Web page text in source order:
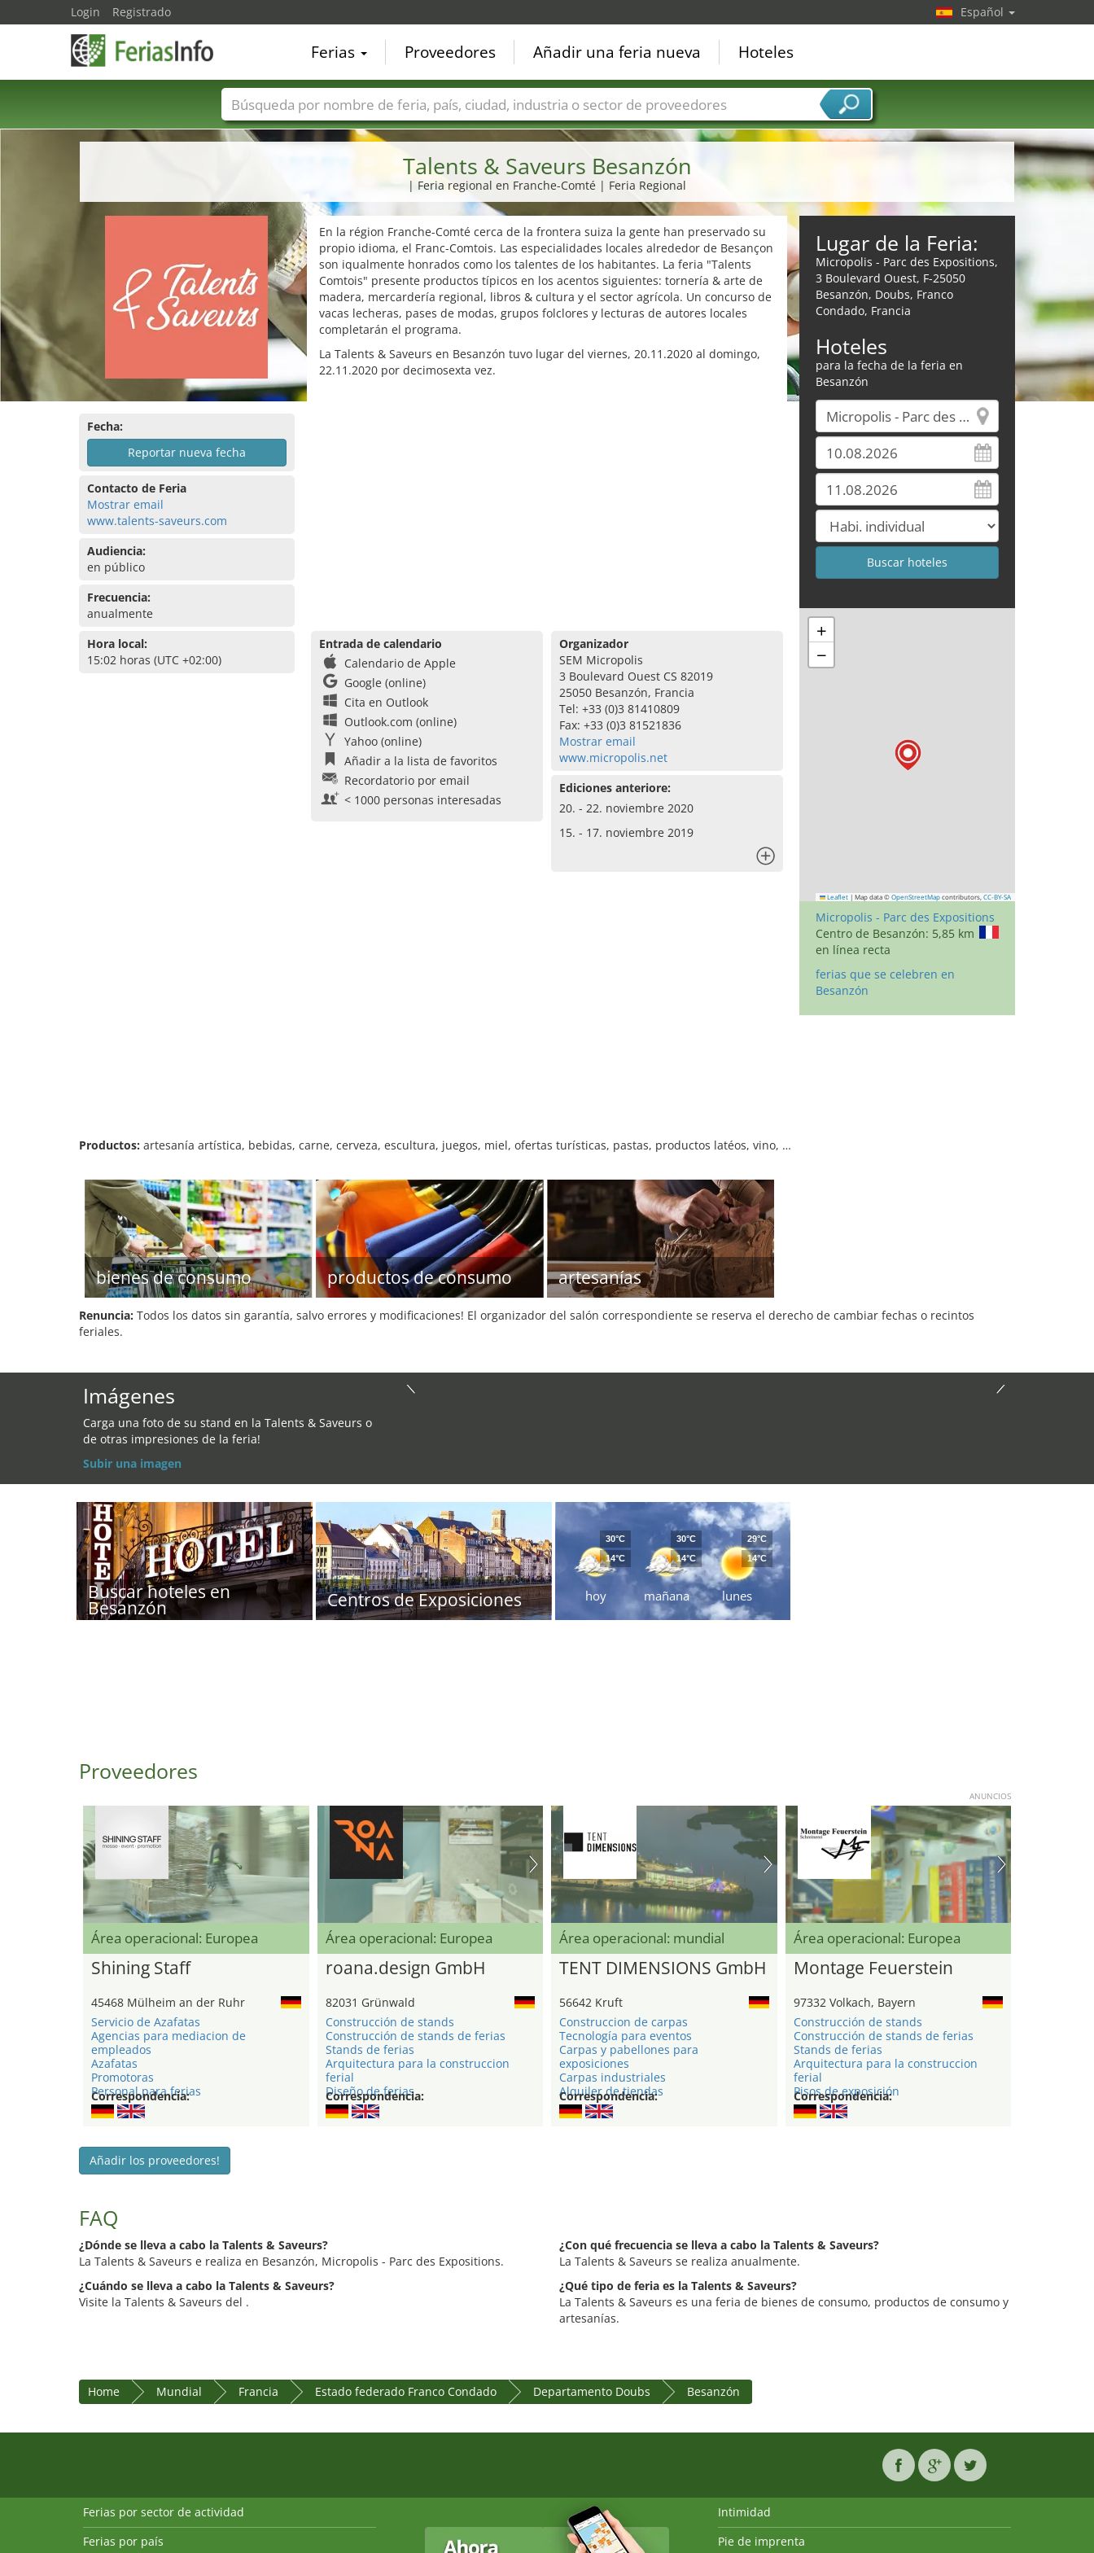
Talents & Saveurs Besanzón
| Feria regional en Franche-Comté | Feria Regional
Fecha:
Reportar nueva fecha
Contacto de Feria
Mostrar email
www.talents-saveurs.com
Audiencia:
en público
Frecuencia:
anualmente
Hora local:
15:02 horas (UTC +02:00)
En la région Franche-Comté cerca de la frontera suiza la gente han preservado su
propio idioma, el Franc-Comtois. Las especialidades locales alrededor de Besançon
son iqualmente honrados como los talentes de los habitantes. La feria "Talents
Comtois" presente productos típicos en los acentos siguientes: tornería & arte de
madera, mercardería regional, libros & cultura y el sector agrícola. Un concurso de
vacas lecheras, pases de modas, grupos folclores y lecturas de autores locales
completarán el programa.
La Talents & Saveurs en Besanzón tuvo lugar del viernes, 20.11.2020 al domingo,
22.11.2020 por decimosexta vez.
Entrada de calendario
Calendario de Apple
Google (online)
Cita en Outlook
Outlook.com (online)
Yahoo (online)
Añadir a la lista de favoritos
Recordatorio por email
< 1000 personas interesadas
Organizador
SEM Micropolis
3 Boulevard Ouest CS 82019
25050 Besanzón, Francia
Tel: +33 (0)3 81410809
Fax: +33 (0)3 81521836
Mostrar email
www.micropolis.net
Ediciones anteriore:
20. - 22. noviembre 2020
15. - 17. noviembre 2019
Lugar de la Feria:
Micropolis - Parc des Expositions,
3 Boulevard Ouest, F-25050
Besanzón, Doubs, Franco
Condado, Francia
Hoteles
para la fecha de la feria en
Besanzón
+
−
Leaflet | Map data © OpenStreetMap contributors, CC-BY-SA
Micropolis - Parc des Expositions
Centro de Besanzón: 5,85 km
en línea recta
ferias que se celebren en
Besanzón
Productos: artesanía artística, bebidas, carne, cerveza, escultura, juegos, miel, ofertas turísticas, pastas, productos latéos, vino, …
bienes de consumo productos de consumo artesanías
Renuncia: Todos los datos sin garantía, salvo errores y modificaciones! El organizador del salón correspondiente se reserva el derecho de cambiar fechas o recintos
feriales.
Imágenes
Carga una foto de su stand en la Talents & Saveurs o
de otras impresiones de la feria!
Subir una imagen
Buscar hoteles en
Besanzón Centros de Exposiciones hoy
30°C
14°C
mañana
30°C
14°C
lunes
29°C
14°C
Proveedores
ANUNCIOS
Área operacional: Europea
Shining Staff
45468 Mülheim an der Ruhr
Servicio de Azafatas
Agencias para mediacion de
empleados
Azafatas
Promotoras
Personal para ferias
Correspondencia:
Área operacional: Europea
roana.design GmbH
82031 Grünwald
Construcción de stands
Construcción de stands de ferias
Stands de ferias
Arquitectura para la construccion
ferial
Diseño de ferias
Correspondencia:
Área operacional: mundial
TENT DIMENSIONS GmbH
56642 Kruft
Construccion de carpas
Tecnología para eventos
Carpas y pabellones para
exposiciones
Carpas industriales
Alquiler de tiendas
Correspondencia:
Área operacional: Europea
Montage Feuerstein
97332 Volkach, Bayern
Construcción de stands
Construcción de stands de ferias
Stands de ferias
Arquitectura para la construccion
ferial
Pisos de exposición
Correspondencia:
Añadir los proveedores!
FAQ
¿Dónde se lleva a cabo la Talents & Saveurs?
La Talents & Saveurs e realiza en Besanzón, Micropolis - Parc des Expositions.
¿Cuándo se lleva a cabo la Talents & Saveurs?
Visite la Talents & Saveurs del .
¿Con qué frecuencia se lleva a cabo la Talents & Saveurs?
La Talents & Saveurs se realiza anualmente.
¿Qué tipo de feria es la Talents & Saveurs?
La Talents & Saveurs es una feria de bienes de consumo, productos de consumo y
artesanías.
Home Mundial Francia Estado federado Franco Condado Departamento Doubs Besanzón
Login Registrado Español
Ferias Proveedores Añadir una feria nueva Hoteles
Nombres de ferias Países Ciudades Sectores de ferias Sectores de proveedor de servicios
Ferias por sector de actividad
Ferias por país
Intimidad
Pie de imprenta